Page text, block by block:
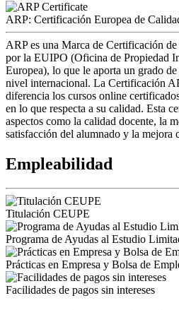
ARP: Certificación Europea de
ARP es una Marca de Certificación
por la EUIPO (Oficina de Propiedad
Europea), lo que le aporta un grado
nivel internacional. La Certificación
diferencia los cursos online
en lo que respecta a su calidad. Esta
aspectos como la calidad docente, la
satisfacción del alumnado y la mejora
Empleabilidad
Titulación CEUPE
Programa de Ayudas al Estudio
Prácticas en Empresa y Bolsa de
Facilidades de pagos sin intereses